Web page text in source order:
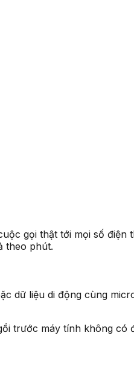
gọi thật tới mọi số điện
theo phút.
dữ liệu di động cùng
trước máy tính không